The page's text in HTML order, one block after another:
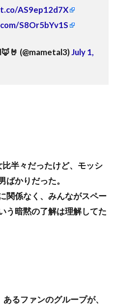
AS9ep12d7X
S8Or5bYv1S
(@mametal3)July 1,
半々だったけど、モッシ
ばかりだった。
関係なく、みんながスペー
う暗黙の了解は理解してた
るファンのグループが、